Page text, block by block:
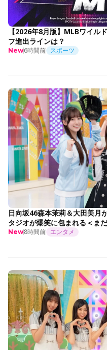
【2026年8月版】MLBワイル
フ進出ラインは？
New6時間前 スポーツ
日向坂46森本茉莉＆大田美月
タジオが爆笑に包まれる＜ま
New8時間前 エンタメ